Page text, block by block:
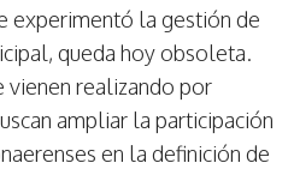
experimentó la gestión de
queda hoy obsoleta.
vienen realizando por
ampliar la participación
en la definición de